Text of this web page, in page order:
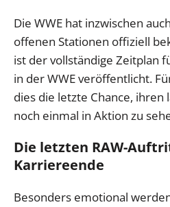
Die WWE hat inzwischen
offenen Stationen offiziell
ist der vollständige Zeitplan
in der WWE veröffentlicht.
dies die letzte Chance, ihren
noch einmal in Aktion zu
Die letzten RAW-
Karriereende
Besonders emotional